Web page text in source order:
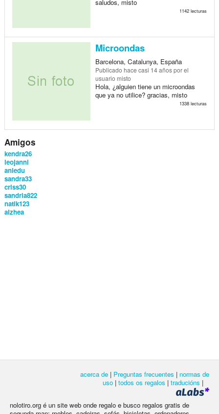
saludos, misto
1142 lecturas
Microondas
Barcelona, Catalunya, España
Publicado hace casi 14 añospor el
usuario misto
Hola, ¿alguien tiene un microondas
que ya no utilice? gracias, misto
1338 lecturas
Amigos
kendra26
leojanni
aniedu
sandra33
criss30
sandria822
natik123
alzhea
acerca de | Preguntas frecuentes | normas de
uso | todos os regalos | traducións |
nolotiro.org é un site web onde regalo e busco regalos gratis de